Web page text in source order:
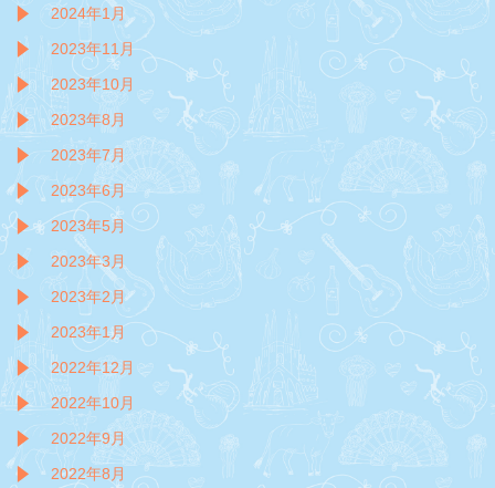
2024年1月
2023年11月
2023年10月
2023年8月
2023年7月
2023年6月
2023年5月
2023年3月
2023年2月
2023年1月
2022年12月
2022年10月
2022年9月
2022年8月